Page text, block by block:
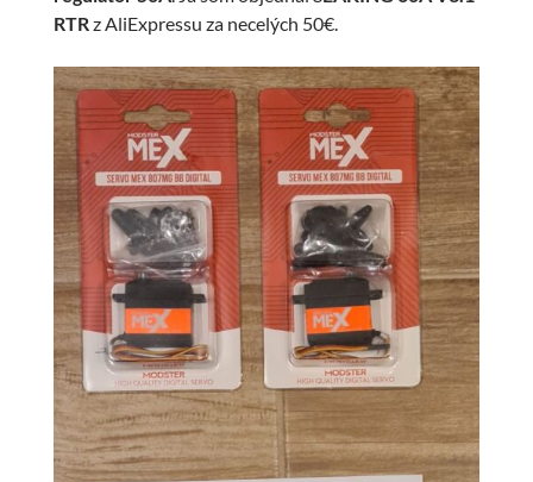
RTRz AliExpressu za necelých 50€.